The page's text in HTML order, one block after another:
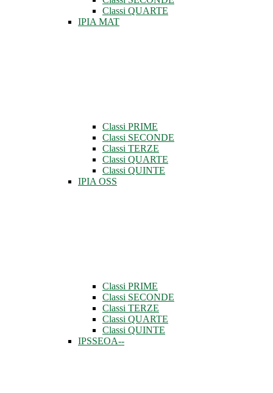
Classi QUARTE
IPIA MAT
Classi PRIME
Classi SECONDE
Classi TERZE
Classi QUARTE
Classi QUINTE
IPIA OSS
Classi PRIME
Classi SECONDE
Classi TERZE
Classi QUARTE
Classi QUINTE
IPSSEOA--